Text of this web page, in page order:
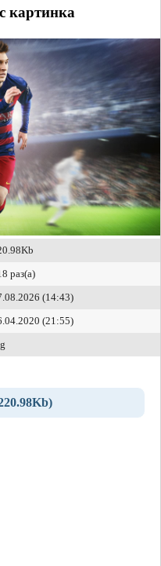
картинка
раз(а)
(14:43)
(21:55)